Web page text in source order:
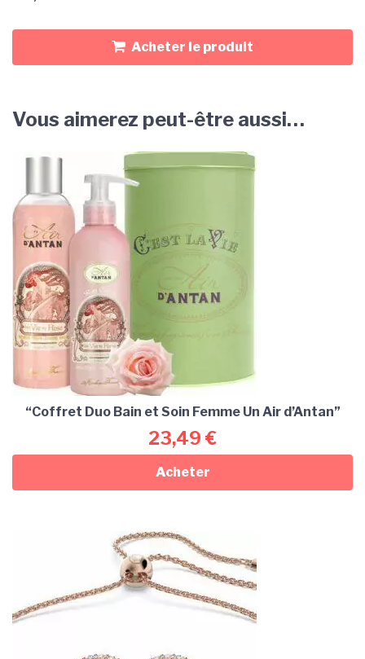
Acheter le produit
Vous aimerez peut-être aussi…
“Coffret Duo Bain et Soin Femme Un Air d’Antan”
23,49 €
Acheter